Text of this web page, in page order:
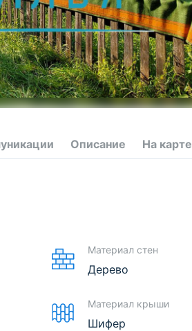
Описание На карте
Материал стен
Дерево
Материал крыши
Шифер